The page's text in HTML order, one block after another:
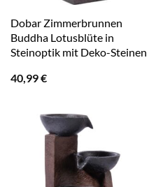
Dobar Zimmerbrunnen
Buddha Lotusblüte in
Steinoptik mit Deko-Steinen
40,99€